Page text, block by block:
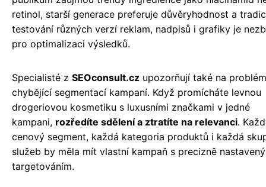
retinol, starší generace preferuje důvěryhodnost a
testování různých verzí reklam, nadpisů i grafiky je
pro optimalizaci výsledků.
Specialisté z SEOconsult.cz upozorňují také na
chybějící segmentací kampaní. Když promícháte levnou
drogeriovou kosmetiku s luxusními značkami v jedné
kampani, rozředíte sdělení a ztratíte na relevanci.
cenový segment, každá kategoria produktů i každá
služeb by měla mít vlastní kampaň s precizně
targetováním.